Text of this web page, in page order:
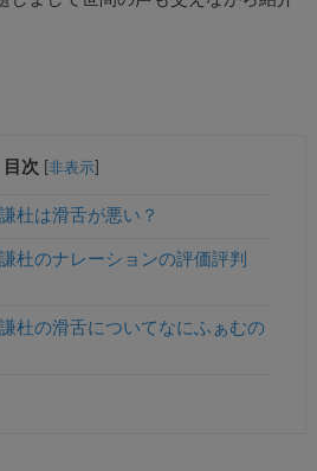
目次 [非表示
杜は滑舌が悪い？
杜のナレーションの評価評判
杜の滑舌についてなにふぁむの